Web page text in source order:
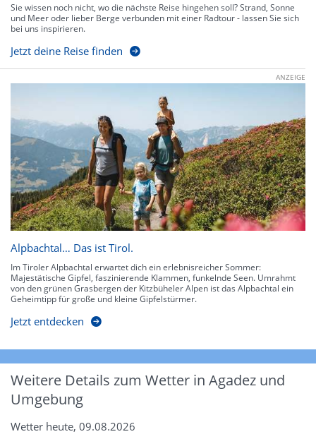
Sie wissen noch nicht, wo die nächste Reise hingehen soll? Strand, Sonne
und Meer oder lieber Berge verbunden mit einer Radtour - lassen Sie sich
bei uns inspirieren.
Jetzt deine Reise finden
ANZEIGE
Alpbachtal… Das ist Tirol.
Im Tiroler Alpbachtal erwartet dich ein erlebnisreicher Sommer:
Majestätische Gipfel, faszinierende Klammen, funkelnde Seen. Umrahmt
von den grünen Grasbergen der Kitzbüheler Alpen ist das Alpbachtal ein
Geheimtipp für große und kleine Gipfelstürmer.
Jetzt entdecken
Weitere Details zum Wetter in Agadez und
Umgebung
Wetter heute, 09.08.2026